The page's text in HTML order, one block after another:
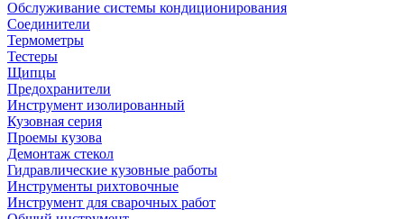
Обслуживание системы кондиционирования
Соединители
Термометры
Тестеры
Щипцы
Предохранители
Инструмент изолированный
Кузовная серия
Проемы кузова
Демонтаж стекол
Гидравлические кузовные работы
Инструменты рихтовочные
Инструмент для сварочных работ